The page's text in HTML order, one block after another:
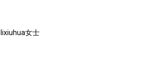
lixiuhua女士